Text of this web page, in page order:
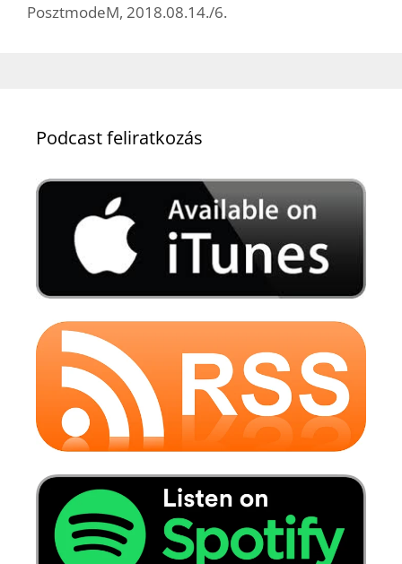
PosztmodeM, 2018.08.14./6.
Podcast feliratkozás